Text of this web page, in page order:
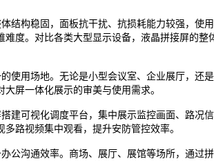
结构稳固，面板抗干扰、抗损耗能力较强，使
度。对比各类大型显示设备，液晶拼接屏的整
使用场地。无论是小型会议室、企业展厅，还
屏一体化展示的审美与使用需求。
建可视化调度平台，集中展示监控画面、路况
路视频集中观看，提升安防管控效率。
沟通效率。商场、展厅、展馆等场所，通过拼